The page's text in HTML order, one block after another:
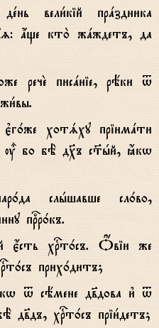
вели1кій прaздника
ѓще кто2 жaждетъ, да
речE писaніе, рёки t
хотsху пріимaти
u5 бо бЁ д¦ъ с™hй, ћкw
слhшавше сл0во,
прbр0къ.
є4сть хrт0съ. Џвіи же
прих0дитъ;
t сёмене дв7дова и3 t
дв7дъ, хrт0съ пріи1детъ;